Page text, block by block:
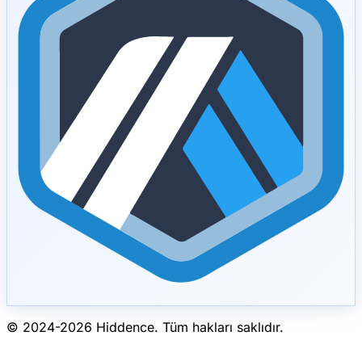
© 2024-2026 Hiddence. Tüm hakları saklıdır.